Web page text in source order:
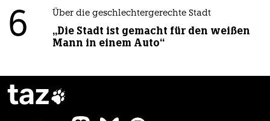
6 Über die geschlechtergerechte Stadt
„Die Stadt ist gemacht für den weißen
Mann in einem Auto“
taz